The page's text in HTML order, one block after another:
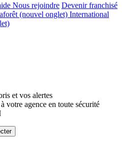
Nous rejoindre Devenir franchisé
(nouvel onglet) International
et vos alertes
votre agence en toute sécurité